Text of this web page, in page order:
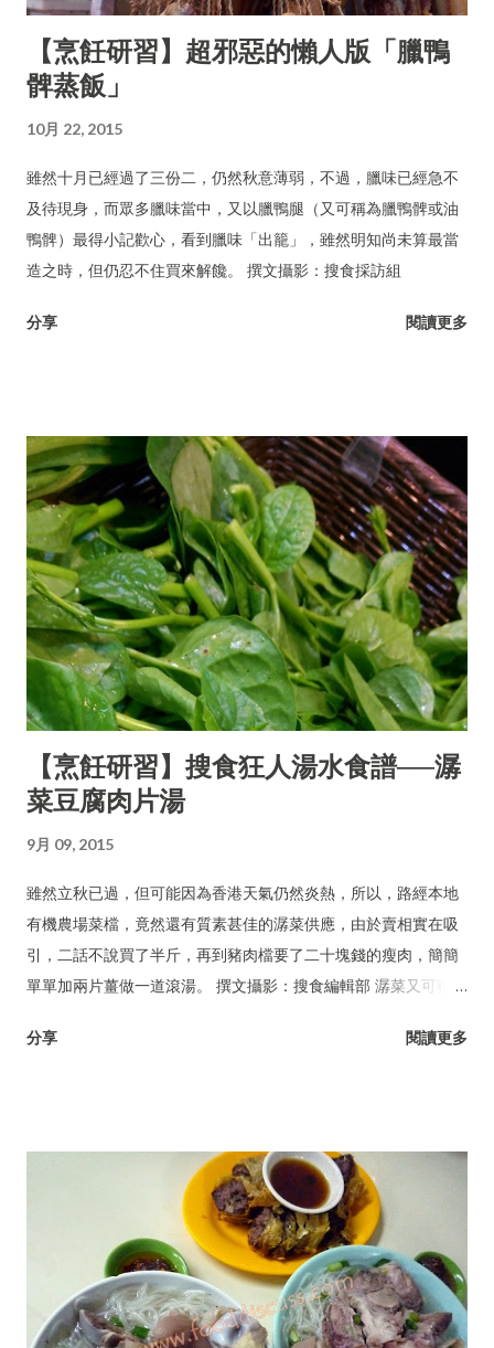
【烹飪研習】超邪惡的懶人版「臘鴨
髀蒸飯」
10月 22, 2015
雖然十月已經過了三份二，仍然秋意薄弱，不過，臘味已經急不
及待現身，而眾多臘味當中，又以臘鴨腿（又可稱為臘鴨髀或油
鴨髀）最得小記歡心，看到臘味「出籠」，雖然明知尚未算最當
造之時，但仍忍不住買來解饞。 撰文攝影：搜食採訪組
分享 閱讀更多
【烹飪研習】搜食狂人湯水食譜──潺
菜豆腐肉片湯
9月 09, 2015
雖然立秋已過，但可能因為香港天氣仍然炎熱，所以，路經本地
有機農場菜檔，竟然還有質素甚佳的潺菜供應，由於賣相實在吸
引，二話不說買了半斤，再到豬肉檔要了二十塊錢的瘦肉，簡簡
單單加兩片薑做一道滾湯。 撰文攝影：搜食編輯部 潺菜又可稱木
分享 閱讀更多